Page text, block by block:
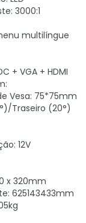
3000:1
multilíngue
+ VGA + HDMI
Vesa: 75*75mm
Traseiro (20°)
12V
x 320mm
625143433mm